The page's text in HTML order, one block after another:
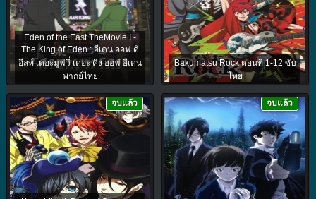
Eden of the East TheMovie I -
The King of Eden : อีเดน ออฟ ดิ
อีสท์ เดอะมูฟวี่ เดอะ คิง ออฟ อีเดน
พากย์ไทย
Bakumatsu Rock ตอนที่ 1-12 ซับ
ไทย
จบแล้ว จบแล้ว